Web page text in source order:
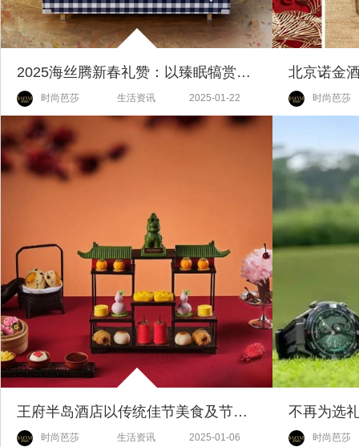
2025海丝腾新春礼赞：以臻眠犒赏更卓越的自己
时尚芭莎 生活资讯 2025-01-22 时尚芭莎
王府半岛酒店以传统佳节美食及节日主题活动诚邀宾客共度中国年
时尚芭莎 生活资讯 2025-01-06 时尚芭莎